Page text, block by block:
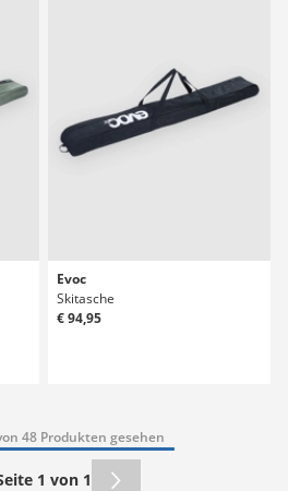
Evoc
Skitasche
€ 94,95
48 Produkten gesehen
1 von 1